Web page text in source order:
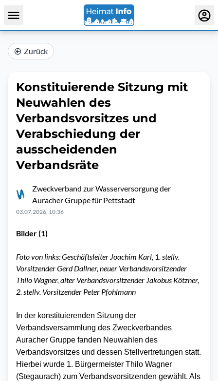
Zurück
Konstituierende Sitzung mit
Neuwahlen des
Verbandsvorsitzes und
Verabschiedung der
ausscheidenden
Verbandsräte
Zweckverband zur Wasserversorgung der
Auracher Gruppe für Pettstadt
03.07.2026, 10:36
Bilder (1)
Foto von links: Geschäftsleiter Joachim Karl, 1. stellv.
Vorsitzender Gerd Dallner, neuer Verbandsvorsitzender
Thilo Wagner, alter Verbandsvorsitzender Jakobus Kötzner,
2. stellv. Vorsitzender Peter Pfohlmann
In der konstituierenden Sitzung der
Verbandsversammlung des Zweckverbandes
Auracher Gruppe fanden Neuwahlen des
Verbandsvorsitzes und dessen Stellvertretungen statt.
Hierbei wurde 1. Bürgermeister Thilo Wagner
(Stegaurach) zum Verbandsvorsitzenden gewählt. Als